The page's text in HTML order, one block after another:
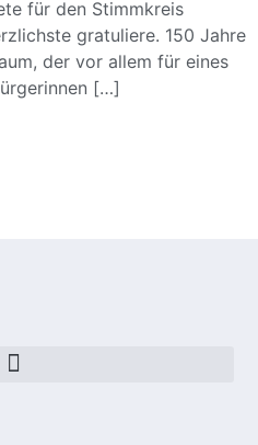
für den Stimmkreis
gratuliere. 150 Jahre
der vor allem für eines
[…]